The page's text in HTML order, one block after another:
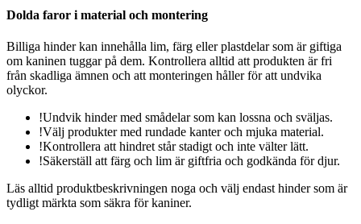
Dolda faror i material och montering
Billiga hinder kan innehålla lim, färg eller plastdelar som är giftiga
om kaninen tuggar på dem. Kontrollera alltid att produkten är fri
från skadliga ämnen och att monteringen håller för att undvika
olyckor.
!Undvik hinder med smådelar som kan lossna och sväljas.
!Välj produkter med rundade kanter och mjuka material.
!Kontrollera att hindret står stadigt och inte välter lätt.
!Säkerställ att färg och lim är giftfria och godkända för djur.
Läs alltid produktbeskrivningen noga och välj endast hinder som är
tydligt märkta som säkra för kaniner.